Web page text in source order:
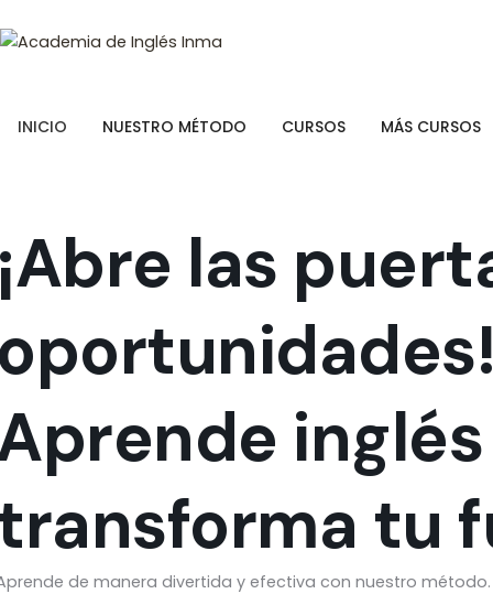
INICIO NUESTRO MÉTODO CURSOS MÁS CURSOS
las
tu
de manera divertida y efectiva con nuestro